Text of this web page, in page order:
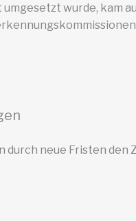
wurde, kam
neue Fristen den